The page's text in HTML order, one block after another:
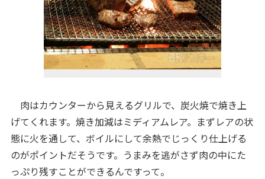
肉はカウンターから見えるグリルで、炭火焼で焼き上
げてくれます。焼き加減はミディアムレア。まずレアの状
態に火を通して、ボイルにして余熱でじっくり仕上げる
のがポイントだそうです。うまみを逃がさず肉の中にた
っぷり残すことができるんですって。